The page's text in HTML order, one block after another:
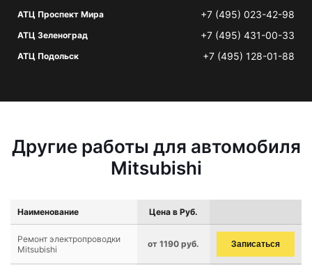
АТЦ Проспект Мира +7 (495) 023-42-98
АТЦ Зеленоград +7 (495) 431-00-33
АТЦ Подольск +7 (495) 128-01-88
Другие работы для автомобиля
Mitsubishi
Наименование Цена в Руб.
Ремонт электропроводки
Mitsubishi
от 1190 руб. Записаться